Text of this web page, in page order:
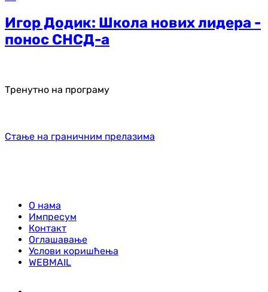
Игор Додик: Школа нових лидера -
понос СНСД-а
Тренутно на програму
Стање на граничним прелазима
О нама
Импресум
Контакт
Оглашавање
Услови коришћења
WEBMAIL